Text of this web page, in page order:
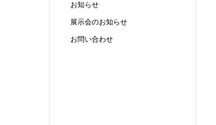
お知らせ
展示会のお知らせ
お問い合わせ